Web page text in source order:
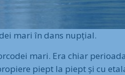
mari în dans nupțial.
mari. Era chiar
piept la piept și cu